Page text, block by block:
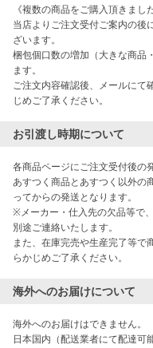
《複数の商品をご購入頂きまし
当店よりご注文受付ご案内の後
ざいます。
梱包個口数の増加（大きな商品
ます。
ご注文内容確認後、メールにて
じめご了承ください。
お引渡し時期について
各商品ページにご注文受付後の
あすつく商品とあすつく以外の
ってからの発送となります。
※メーカー・仕入先の欠品等で
別途ご連絡いたします。
また、在庫完売や生産完了等で
らかじめご了承ください。
海外へのお届けについて
海外へのお届けはできません。
日本国内（配送業者にて配達可